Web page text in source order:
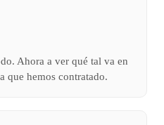
Ahora a ver qué tal va en
que hemos contratado.